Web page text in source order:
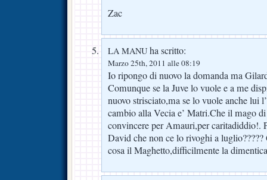
Zac
LA MANU ha scritto:
Marzo 25th, 2011 alle 08:19
Io ripongo di nuovo la domanda ma
Comunque se la Juve lo vuole e a me
nuovo strisciato,ma se lo vuole anche lui
cambio alla Vecia e’ Matri.Che il mago
convincere per Amauri,per caritadiddio!.
David che non ce lo rivoghi a luglio?????
cosa il Maghetto,difficilmente la